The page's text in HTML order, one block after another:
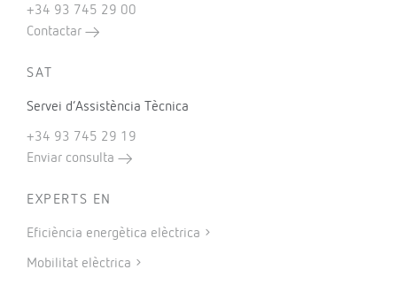
+34 93 745 29 00
Contactar
SAT
Servei d’Assistència Tècnica
+34 93 745 29 19
Enviar consulta
EXPERTS EN
Eficiència energètica elèctrica
Mobilitat elèctrica